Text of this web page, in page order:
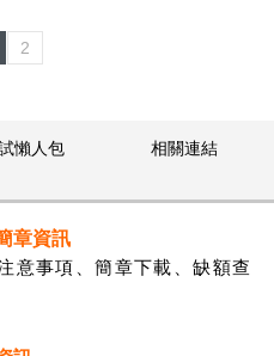
2
懶人包 相關連結
章資訊
意事項、簡章下載、缺額查